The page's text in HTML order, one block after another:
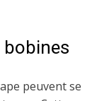
bobines
peuvent se